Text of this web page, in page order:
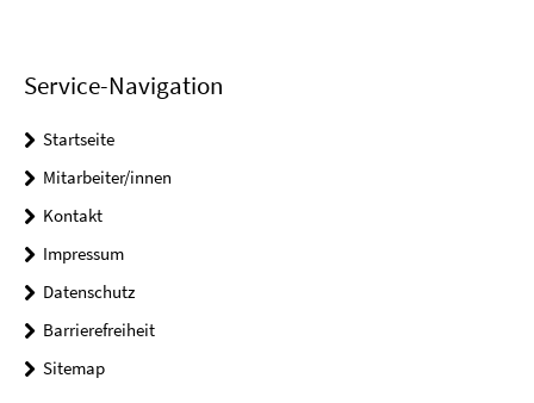
Service-Navigation
Startseite
Mitarbeiter/innen
Kontakt
Impressum
Datenschutz
Barrierefreiheit
Sitemap